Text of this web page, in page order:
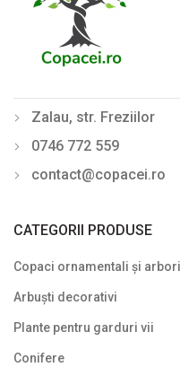
Zalau, str. Freziilor
0746 772 559
contact@copacei.ro
CATEGORII PRODUSE
Copaci ornamentali și arbori
Arbuști decorativi
Plante pentru garduri vii
Conifere